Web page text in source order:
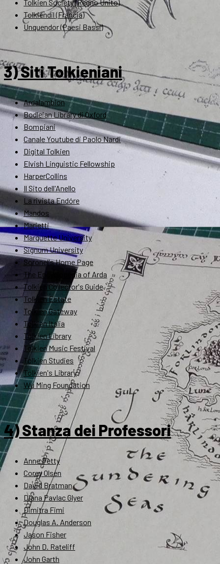
Tolkien Society (Regno Unito)
Tolkiendil (Francia)
Unquendor (Paesi Bassi)
3) Siti Tolkieniani
Ardalambion
Bodleian Library di Oxford
Bompiani
Canale Youtube di Paolo Nardi
Digital Tolkien
Elvish Linguistic Fellowship
HarperCollins
Il Sito dell'Anello
La rivista Endóre
Mandos
Marietti
Marquette University
Signum University
Soronel's Home Page
The Encyclopedia of Arda
Tolkien Collector's Guide
Tolkien Estate
Tolkien Gateway
Tolkien Italia
Tolkien Library
Tolkien Music Festival
Tolkien Studies
Tolkien's Library
Wu Ming Foundation
4) Stanza dei Professori
Anne Petty
Corey Olsen
David Bratman
Diana Pavlac Glyer
Dimitra Fimi
Douglas A. Anderson
Jason Fisher
John D. Rateliff
John Garth